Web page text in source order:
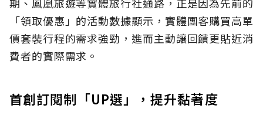
「領取優惠」的活動數據顯示，實體團客購買高單
價套裝行程的需求強勁，進而主動讓回饋更貼近消
費者的實際需求。
首創訂閱制「UP選」，提升黏著度